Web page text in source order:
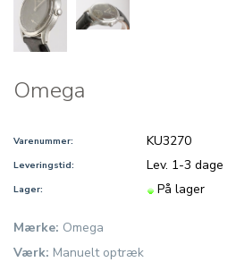
Omega
Varenummer: KU3270
Leveringstid: Lev. 1-3 dage
Lager: På lager
Mærke: Omega
Værk: Manuelt optræk